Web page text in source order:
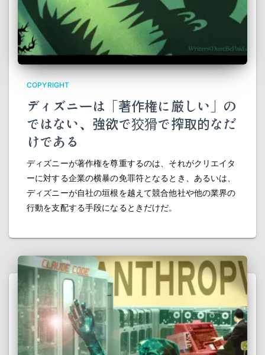
COPYRIGHT
ディズニーは「著作権に厳しい」の
ではない、強欲で狡猾で搾取的なだ
けである
ディズニーが著作権を尊重するのは、それがクリエイタ
ーに対する企業の横暴の免罪符となるとき、あるいは、
ディズニーが自社の垣根を越えて競合他社や他の業界の
行動を支配する手段になるときだけだ。